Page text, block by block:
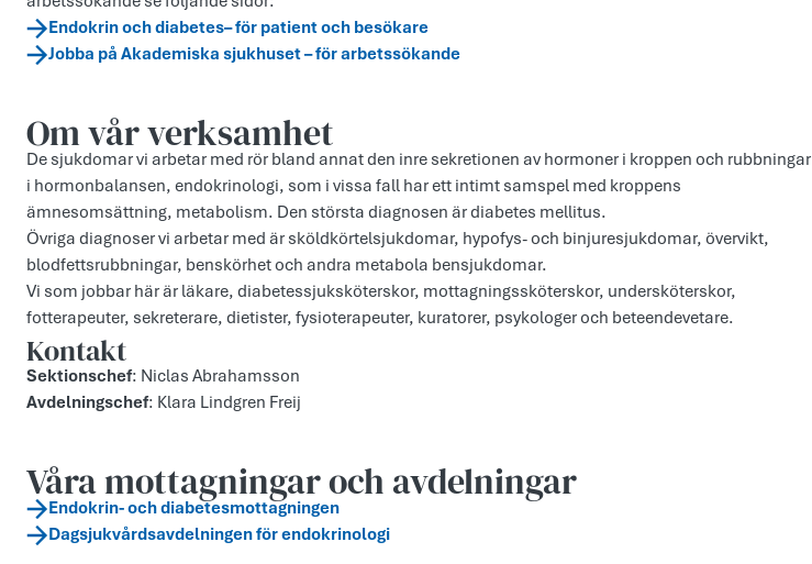
Endokrin och diabetes– för patient och besökare
Jobba på Akademiska sjukhuset – för arbetssökande
Om vår verksamhet
De sjukdomar vi arbetar med rör bland annat den inre sekretionen av hormoner i kroppen och rubbningar
i hormonbalansen, endokrinologi, som i vissa fall har ett intimt samspel med kroppens
ämnesomsättning, metabolism. Den största diagnosen är diabetes mellitus.
Övriga diagnoser vi arbetar med är sköldkörtelsjukdomar, hypofys- och binjuresjukdomar, övervikt,
blodfettsrubbningar, benskörhet och andra metabola bensjukdomar.
Vi som jobbar här är läkare, diabetessjuksköterskor, mottagningssköterskor, undersköterskor,
fotterapeuter, sekreterare, dietister, fysioterapeuter, kuratorer, psykologer och beteendevetare.
Kontakt
Sektionschef: Niclas Abrahamsson
Avdelningschef: Klara Lindgren Freij
Våra mottagningar och avdelningar
Endokrin- och diabetesmottagningen
Dagsjukvårdsavdelningen för endokrinologi